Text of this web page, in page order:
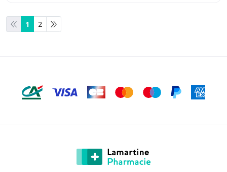
1 2